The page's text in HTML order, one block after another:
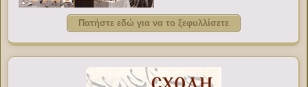
Πατήστε εδώ για να το ξεφυλλίσετε